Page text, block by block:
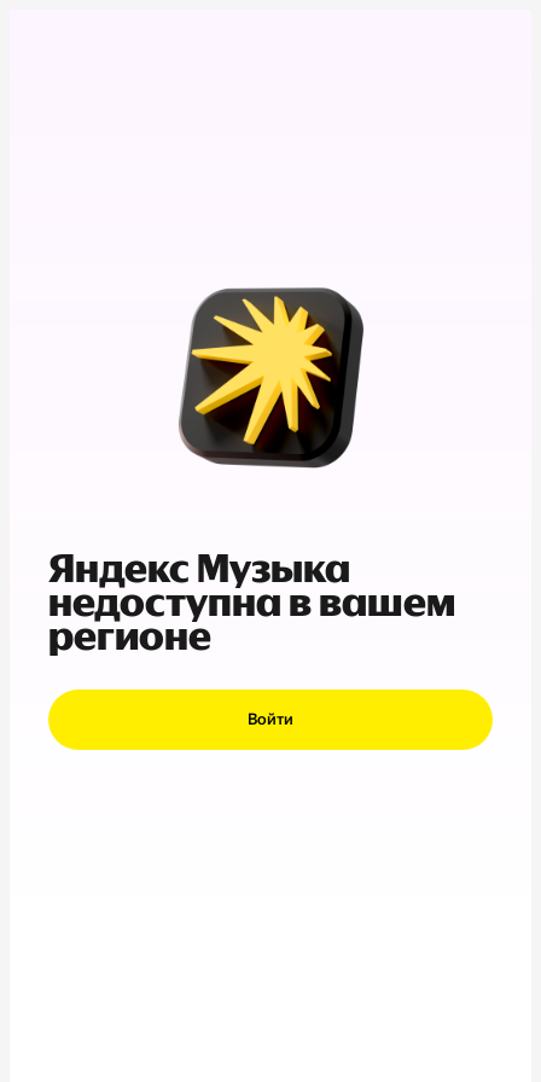
Яндекс Музыка
недоступна в вашем
регионе
Войти